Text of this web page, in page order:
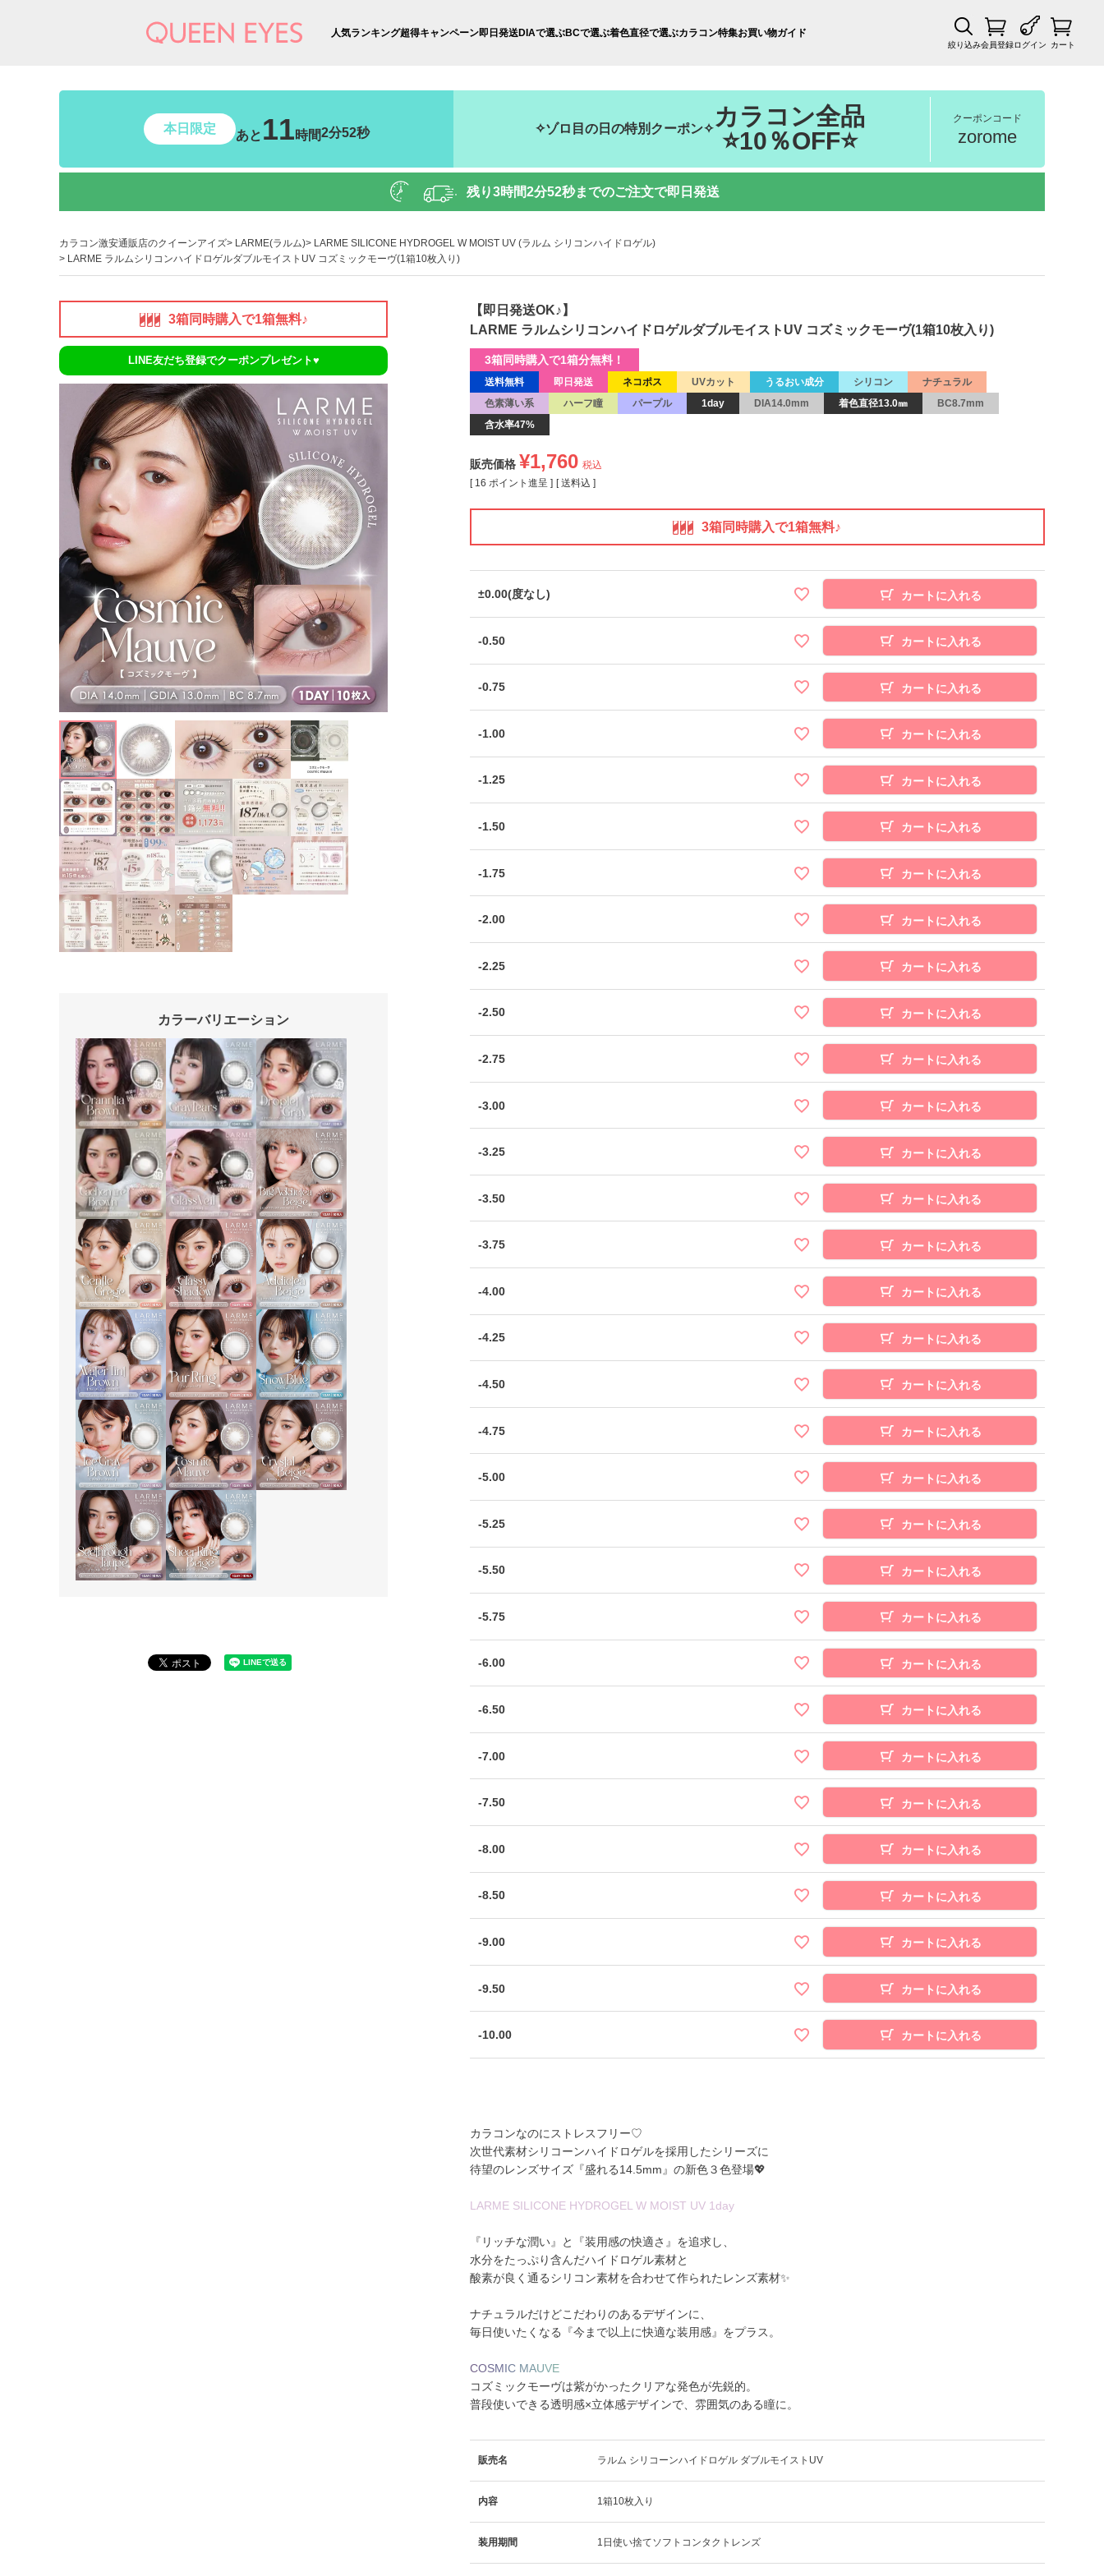
人気ランキング超得キャンペーン即日発送DIAで選ぶBCで選ぶ着色直径で選ぶカラコン特集お買い物ガイド
絞り込み会員登録ログイン カート
本日限定 あと 11時間2分50秒 ✧ゾロ目の日の特別クーポン✧ カラコン全品
⭐10％OFF⭐
クーポンコード
zorome
残り3時間2分49秒までのご注文で即日発送
カラコン激安通販店のクイーンアイズ LARME(ラルム)
LARME SILICONE HYDROGEL W MOIST UV (ラルム シリコンハイドロゲル)
LARME ラルムシリコンハイドロゲルダブルモイストUV コズミックモーヴ(1箱10枚入り)
3箱同時購入で1箱無料♪
LINE友だち登録でクーポンプレゼント♥
カラーバリエーション
【即日発送OK♪】
LARME ラルムシリコンハイドロゲルダブルモイストUV コズミックモーヴ(1箱10枚入り)
送料無料 即日発送 ネコポス UVカット うるおい成分 シリコン
ナチュラル
色素薄い系
ハーフ瞳 パープル 1day DIA14.0mm 着色直径13.0㎜
BC8.7mm
含水率47%
3箱同時購入で1箱分無料！
販売価格 ¥1,760 税込
[ 16 ポイント進呈 ] 送料込
3箱同時購入で1箱無料♪
±0.00(度なし) カートに入れる
-0.50 カートに入れる
-0.75 カートに入れる
-1.00 カートに入れる
-1.25 カートに入れる
-1.50 カートに入れる
-1.75 カートに入れる
-2.00 カートに入れる
-2.25 カートに入れる
-2.50 カートに入れる
-2.75 カートに入れる
-3.00 カートに入れる
-3.25 カートに入れる
-3.50 カートに入れる
-3.75 カートに入れる
-4.00 カートに入れる
-4.25 カートに入れる
-4.50 カートに入れる
-4.75 カートに入れる
-5.00 カートに入れる
-5.25 カートに入れる
-5.50 カートに入れる
-5.75 カートに入れる
-6.00 カートに入れる
-6.50 カートに入れる
-7.00 カートに入れる
-7.50 カートに入れる
-8.00 カートに入れる
-8.50 カートに入れる
-9.00 カートに入れる
-9.50 カートに入れる
-10.00 カートに入れる
カラコンなのにストレスフリー♡
次世代素材シリコーンハイドロゲルを採用したシリーズに
待望のレンズサイズ『盛れる14.5mm』の新色３色登場💖
LARME SILICONE HYDROGEL W MOIST UV 1day
『リッチな潤い』と『装用感の快適さ』を追求し、
水分をたっぷり含んだハイドロゲル素材と
酸素が良く通るシリコン素材を合わせて作られたレンズ素材✨
ナチュラルだけどこだわりのあるデザインに、
毎日使いたくなる『今まで以上に快適な装用感』をプラス。
COSMIC MAUVE
コズミックモーヴは紫がかったクリアな発色が先鋭的。
普段使いできる透明感×立体感デザインで、雰囲気のある瞳に。
販売名 ラルム シリコーンハイドロゲル ダブルモイストUV
内容 1箱10枚入り
装用期間 1日使い捨てソフトコンタクトレンズ